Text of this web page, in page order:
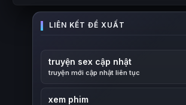
truyện sex cập nhật
truyện mới cập nhật liên tục
xem phim